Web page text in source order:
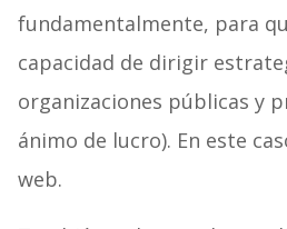
fundamentalmente, para
capacidad de dirigir
organizaciones públicas y
ánimo de lucro). En este
web.